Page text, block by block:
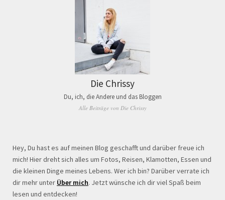
Die Chrissy
Du, ich, die Andere und das Bloggen
Alle Beiträge von Die Chrissy
Hey, Du hast es auf meinen Blog geschafft und darüber freue ich
mich! Hier dreht sich alles um Fotos, Reisen, Klamotten, Essen und
die kleinen Dinge meines Lebens. Wer ich bin? Darüber verrate ich
dir mehr unter Über mich. Jetzt wünsche ich dir viel Spaß beim
lesen und entdecken!